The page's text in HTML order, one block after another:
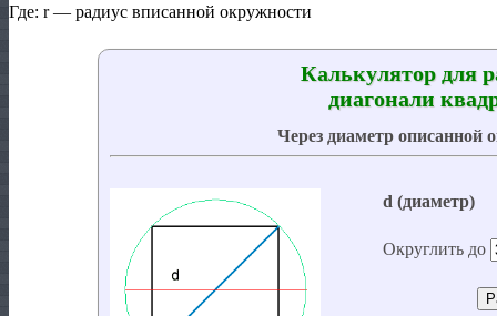
Где: r — радиус вписанной окружности